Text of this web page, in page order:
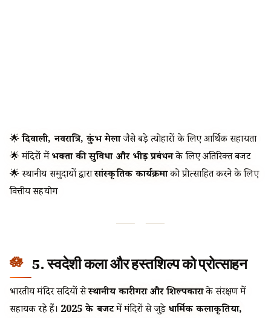
🌟दिवाली, नवरात्रि, कुंभ मेलाजैसे बड़े त्योहारों के लिए आर्थिक सहायता
🌟 मंदिरों मेंभक्तों की सुविधा और भीड़ प्रबंधनके लिए अतिरिक्त बजट
🌟 स्थानीय समुदायों द्वारासांस्कृतिक कार्यक्रमोंको प्रोत्साहित करने के लिए
वित्तीय सहयोग
5. स्वदेशी कला और हस्तशिल्प को प्रोत्साहन
भारतीय मंदिर सदियों सेस्थानीय कारीगरों और शिल्पकारोंके संरक्षण में
सहायक रहे हैं। 2025 के बजटमें मंदिरों से जुड़ेधार्मिक कलाकृतियों,